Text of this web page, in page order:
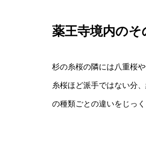
薬王寺境内のそ
杉の糸桜の隣には八重桜
糸桜ほど派手ではない分
の種類ごとの違いをじっ